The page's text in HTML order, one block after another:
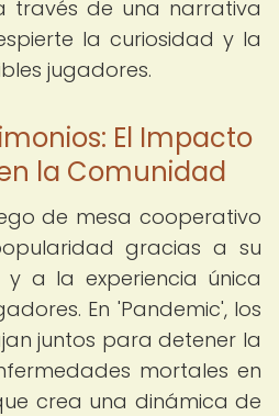
través de una narrativa
la curiosidad y la
jugadores.
El Impacto
la Comunidad
de mesa cooperativo
gracias a su
a la experiencia única
En 'Pandemic', los
juntos para detener la
mortales en
crea una dinámica de